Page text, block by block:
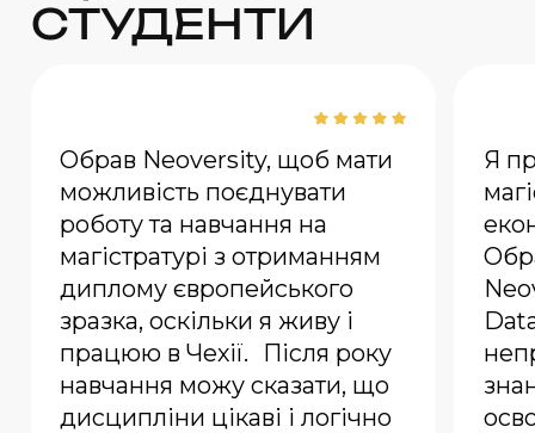
СТУДЕНТИ
Обрав Neoversity, щоб мати
можливість поєднувати
роботу та навчання на
магістратурі з отриманням
диплому європейського
зразка, оскільки я живу і
працюю в Чехії. Після року
навчання можу сказати, що
дисципліни цікаві і логічно
Я